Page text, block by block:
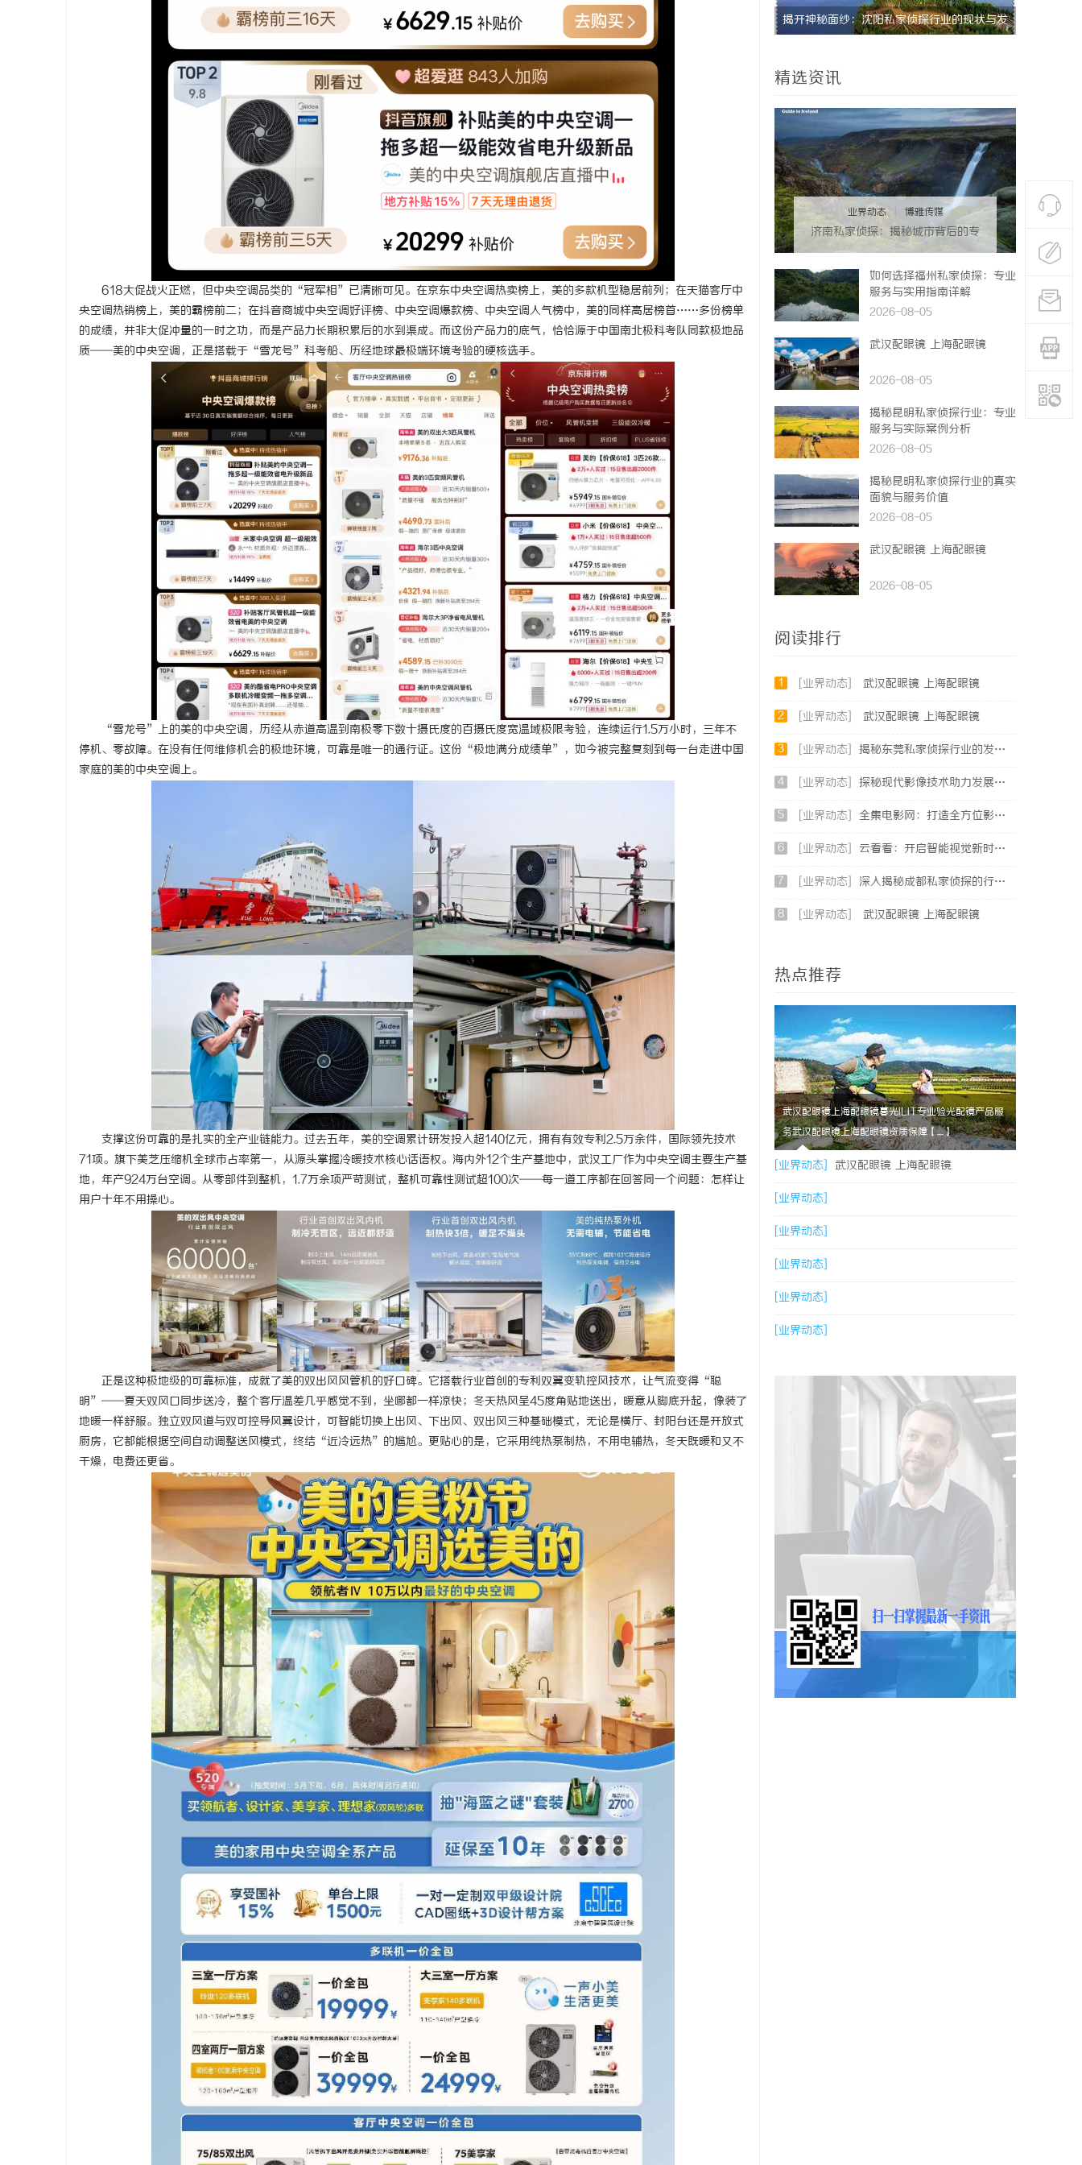
618大促战火正燃，但中央空调品类的“冠军相”已清晰可见。在京东中央空调热卖榜上，美的多款机型稳居前列；在天猫客厅中
央空调热销榜上，美的霸榜前二；在抖音商城中央空调好评榜、中央空调爆款榜、中央空调人气榜中，美的同样高居榜首……多份榜单
的成绩，并非大促冲量的一时之功，而是产品力长期积累后的水到渠成。而这份产品力的底气，恰恰源于中国南北极科考队同款极地品
质——美的中央空调，正是搭载于“雪龙号”科考船、历经地球最极端环境考验的硬核选手。
“雪龙号”上的美的中央空调，历经从赤道高温到南极零下数十摄氏度的百摄氏度宽温域极限考验，连续运行1.5万小时，三年不
停机、零故障。在没有任何维修机会的极地环境，可靠是唯一的通行证。这份“极地满分成绩单”，如今被完整复刻到每一台走进中国
家庭的美的中央空调上。
支撑这份可靠的是扎实的全产业链能力。过去五年，美的空调累计研发投入超140亿元，拥有有效专利2.5万余件，国际领先技术
71项。旗下美芝压缩机全球市占率第一，从源头掌握冷暖技术核心话语权。海内外12个生产基地中，武汉工厂作为中央空调主要生产基
地，年产924万台空调。从零部件到整机，1.7万余项严苛测试，整机可靠性测试超100次——每一道工序都在回答同一个问题：怎样让
用户十年不用操心。
正是这种极地级的可靠标准，成就了美的双出风风管机的好口碑。它搭载行业首创的专利双翼变轨控风技术，让气流变得“聪
明”——夏天双风口同步送冷，整个客厅温差几乎感觉不到，坐哪都一样凉快；冬天热风呈45度角贴地送出，暖意从脚底升起，像装了
地暖一样舒服。独立双风道与双可控导风翼设计，可智能切换上出风、下出风、双出风三种基础模式，无论是横厅、封阳台还是开放式
厨房，它都能根据空间自动调整送风模式，终结“近冷远热”的尴尬。更贴心的是，它采用纯热泵制热，不用电辅热，冬天既暖和又不
干燥，电费还更省。
商标转让：专业转让流程代办，包转让成功再 揭秘哈尔滨私家侦探行业的现状与发展趋势 揭开神秘面纱：沈阳私家侦探行业的现状与发
展
全集电影网：畅享海量影视资源的理想平台
精选资讯
业界动态 博雅传媒
济南私家侦探：揭秘城市背后的专
业侦查力量
如何选择福州私家侦探：专业
服务与实用指南详解
2026-08-05
武汉配眼镜 上海配眼镜
2026-08-05
揭秘昆明私家侦探行业：专业
服务与实际案例分析
2026-08-05
揭秘昆明私家侦探行业的真实
面貌与服务价值
2026-08-05
武汉配眼镜 上海配眼镜
2026-08-05
阅读排行
1 [业界动态] 武汉配眼镜 上海配眼镜
2 [业界动态] 武汉配眼镜 上海配眼镜
3 [业界动态] 揭秘东莞私家侦探行业的发展与服务价值
4 [业界动态] 探秘现代影像技术助力发展的云看看平台功能详解
5 [业界动态] 全集电影网：打造全方位影视资源的天堂
6 [业界动态] 云看看：开启智能视觉新时代的创新平台
7 [业界动态] 深入揭秘成都私家侦探的行业内幕与服务优势
8 [业界动态] 武汉配眼镜 上海配眼镜
热点推荐
武汉配眼镜上海配眼镜暮光ILIT专业验光配镜产品服
务武汉配眼镜上海配眼镜资质保障【....】
[业界动态] 武汉配眼镜 上海配眼镜
[业界动态]
[业界动态]
[业界动态]
[业界动态]
[业界动态]